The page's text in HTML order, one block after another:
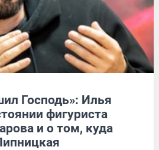
Господь»: Илья
фигуриста
и о том, куда